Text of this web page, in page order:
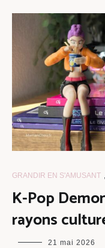
GRANDIR EN S'AMUSANT ,
K-Pop
rayons
maman
21 mai 2026